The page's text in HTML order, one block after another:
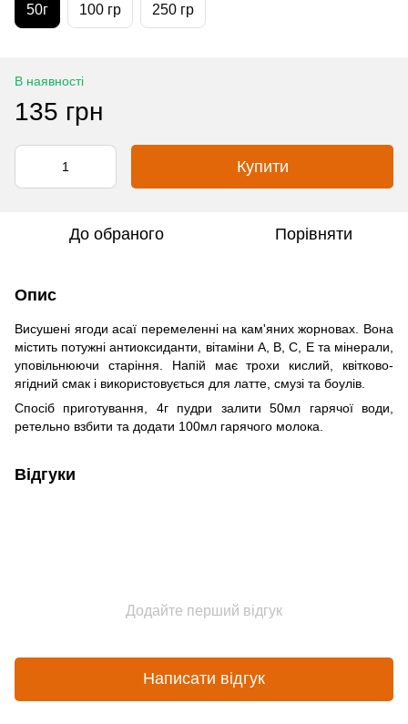
50г 100 гр 250 гр
В наявності
135 грн
Купити
До обраного Порівняти
Опис
Висушені ягоди асаї перемеленні на кам'яних жорновах. Вона
містить потужні антиоксиданти, вітаміни A, B, C, E та мінерали,
уповільнюючи старіння. Напій має трохи кислий, квітково-
ягідний смак і використовується для латте, смузі та боулів.
Спосіб приготування, 4г пудри залити 50мл гарячої води,
ретельно взбити та додати 100мл гарячого молока.
Відгуки
Додайте перший відгук
Написати відгук